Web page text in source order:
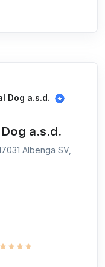
Dog a.s.d.
a.s.d.
Albenga SV,